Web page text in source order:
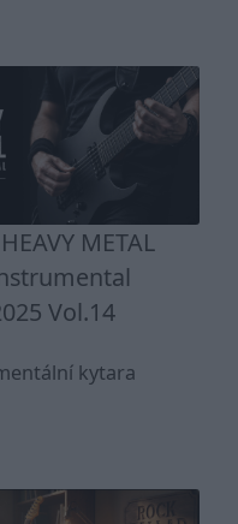
METAL
Vol.14
kytara